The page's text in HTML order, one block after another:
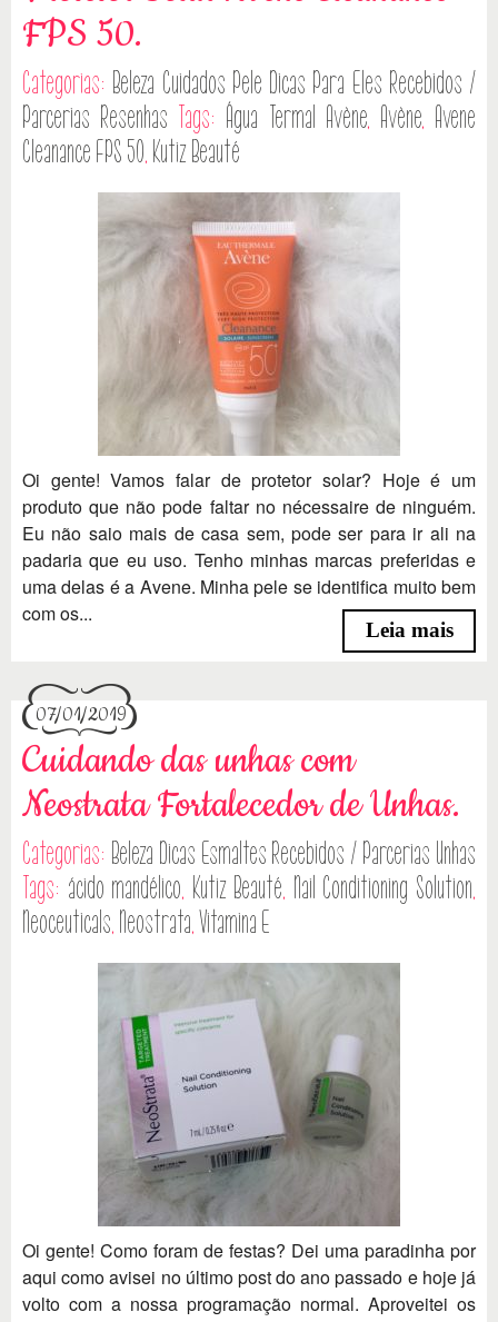
FPS 50.
Categorias: Beleza Cuidados Pele Dicas Para Eles Recebidos /
Parcerias Resenhas Tags: Água Termal Avène, Avène, Avene
Cleanance FPS 50, Kutiz Beauté
Oi gente! Vamos falar de protetor solar? Hoje é um
produto que não pode faltar no nécessaire de ninguém.
Eu não saio mais de casa sem, pode ser para ir ali na
padaria que eu uso. Tenho minhas marcas preferidas e
uma delas é a Avene. Minha pele se identifica muito bem
com os...
Leia mais
07/01/2019
Cuidando das unhas com
Neostrata Fortalecedor de Unhas.
Categorias: Beleza Dicas Esmaltes Recebidos / Parcerias Unhas
Tags: ácido mandélico, Kutiz Beauté, Nail Conditioning Solution,
Neoceuticals, Neostrata,Vitamina E
Oi gente! Como foram de festas? Dei uma paradinha por
aqui como avisei no último post do ano passado e hoje já
volto com a nossa programação normal. Aproveitei os